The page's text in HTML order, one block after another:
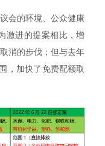
会的环境、公众健康
激进的提案相比，增
消的步伐；但与去年
，加快了免费配额取